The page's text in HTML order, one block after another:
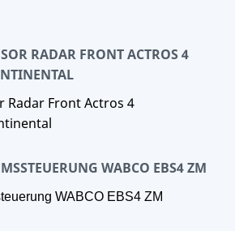
RADAR FRONT ACTROS 4
Radar Front Actros 4
WABCO EBS4 ZM
WABCO EBS4 ZM